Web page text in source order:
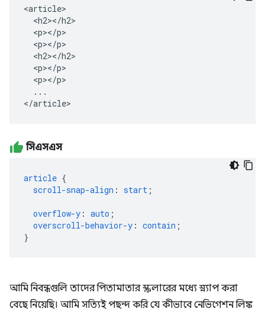
<article>
  <h2></h2>
  <p></p>
  <p></p>
  <h2></h2>
  <p></p>
  <p></p>
  ...
</article>
সিএসএস
article {
scroll-snap-align : start ;
overflow-y : auto ;
overscroll-behavior-y : contain ;
}
আমি নিবন্ধগুলি তাদের পিতামাতার স্ক্রলারের মধ্যে স্ন্যাপ করা
বেছে নিয়েছি। আমি সত্যিই পছন্দ করি যে কীভাবে নেভিগেশন লিঙ্ক